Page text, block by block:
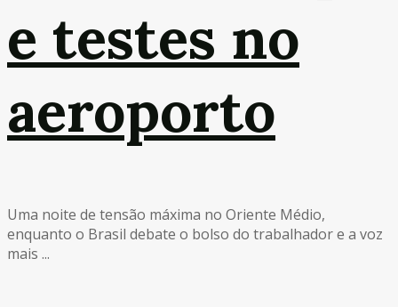
e testes no
aeroporto
Uma noite de tensão máxima no Oriente Médio,
enquanto o Brasil debate o bolso do trabalhador e a voz
mais ...